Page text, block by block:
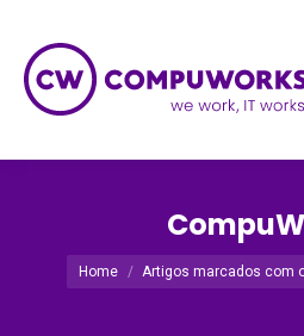
Você está aqui:
Home Artigos marcados com